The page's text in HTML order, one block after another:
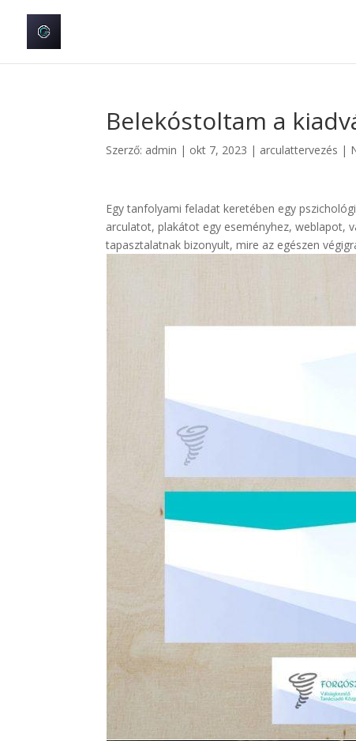
Belekóstoltam a
Szerző: admin | okt 7, 2023 | arculattervezés |
Egy tanfolyami feladat keretében egy
arculatot, plakátot egy eseményhez, weblapot,
tapasztalatnak bizonyult, mire az egészen